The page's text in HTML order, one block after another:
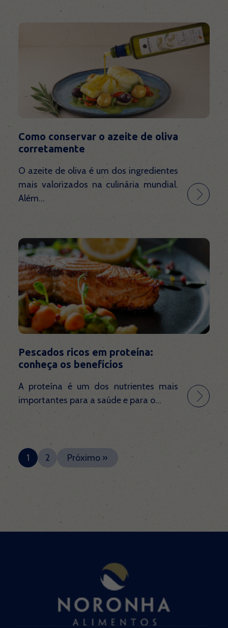
Como conservar o azeite de oliva
corretamente
O azeite de oliva é um dos ingredientes
mais valorizados na culinária mundial.
Além...
Pescados ricos em proteína:
conheça os benefícios
A proteína é um dos nutrientes mais
importantes para a saúde e para o...
1 2 Próximo »